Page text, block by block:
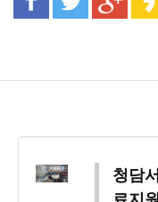
청담